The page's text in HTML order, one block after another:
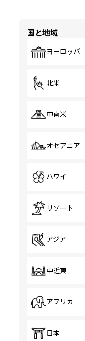
国と地域
ヨーロッパ
北米
中南米
オセアニア
ハワイ
リゾート
アジア
中近東
アフリカ
日本